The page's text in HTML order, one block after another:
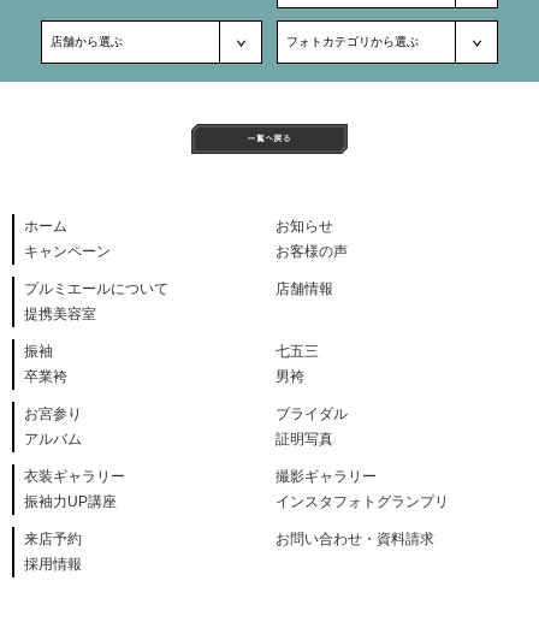
ホーム
お知らせ
キャンペーン
お客様の声
プルミエールについて
店舗情報
提携美容室
振袖
七五三
卒業袴
男袴
お宮参り
ブライダル
アルバム
証明写真
衣装ギャラリー
撮影ギャラリー
振袖力UP講座
インスタフォトグランプリ
来店予約
お問い合わせ・資料請求
採用情報